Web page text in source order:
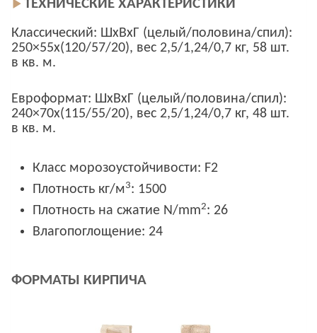
ТЕХНИЧЕСКИЕ ХАРАКТЕРИСТИКИ
Классический: ШхВхГ (целый/половина/спил):
250×55х(120/57/20), вес 2,5/1,24/0,7 кг, 58 шт.
в кв. м.
Евроформат: ШхВхГ (целый/половина/спил):
240×70х(115/55/20), вес 2,5/1,24/0,7 кг, 48 шт.
в кв. м.
Класс морозоустойчивости: F2
Плотность кг/м3: 1500
Плотность на сжатие N/mm2: 26
Влагопоглощение: 24
ФОРМАТЫ КИРПИЧА